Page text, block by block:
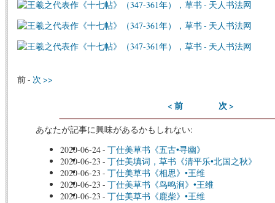
前 - 次 >>
< 前 次 >
あなたが記事に興味があるかもしれない:
2020-06-24- 丁仕美草书《五古•寻幽》
2020-06-23 - 丁仕美填词，草书《清平乐•北国之秋》
2020-06-23 - 丁仕美草书《相思》•王维
2020-06-23 - 丁仕美草书《鸟鸣涧》•王维
2020-06-23 - 丁仕美草书《鹿柴》•王维